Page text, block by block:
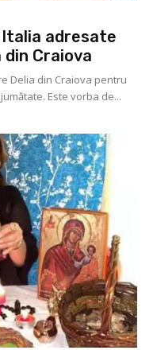
Italia adresate
Craiova
Delia din Craiova pentru
Este vorba de...